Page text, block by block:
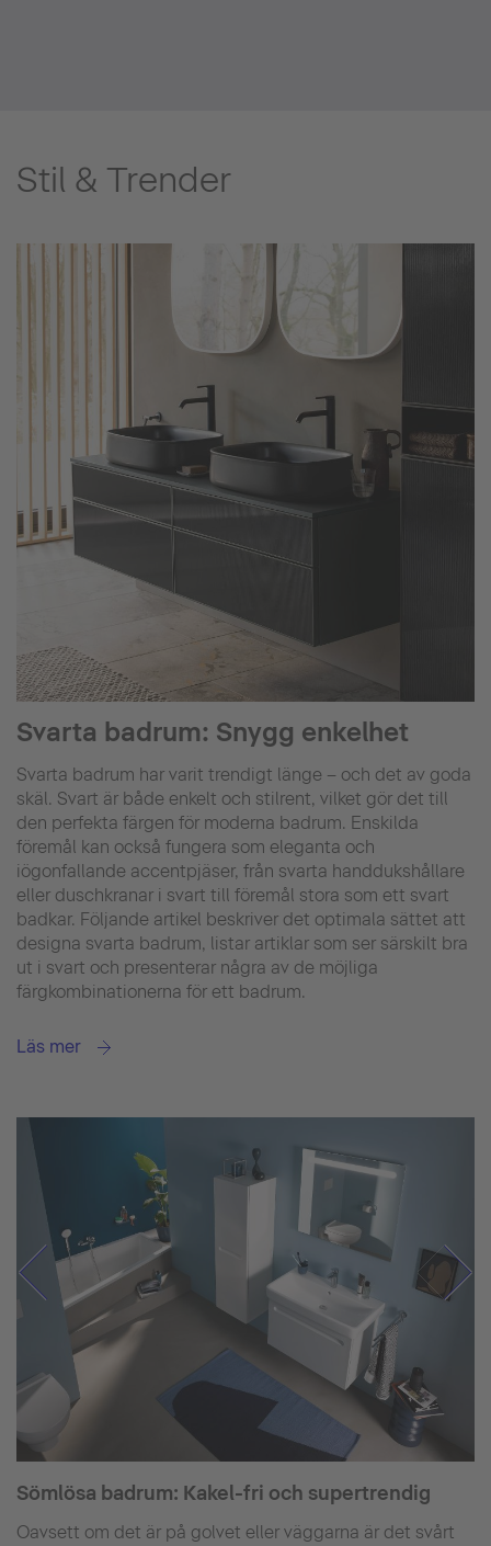
Stil & Trender
Svarta badrum: Snygg enkelhet
Svarta badrum har varit trendigt länge – och det av goda
skäl. Svart är både enkelt och stilrent, vilket gör det till
den perfekta färgen för moderna badrum. Enskilda
föremål kan också fungera som eleganta och
iögonfallande accentpjäser, från svarta handdukshållare
eller duschkranar i svart till föremål stora som ett svart
badkar. Följande artikel beskriver det optimala sättet att
designa svarta badrum, listar artiklar som ser särskilt bra
ut i svart och presenterar några av de möjliga
färgkombinationerna för ett badrum.
Läs mer
Sömlösa badrum: Kakel-fri och supertrendig
Oavsett om det är på golvet eller väggarna är det svårt